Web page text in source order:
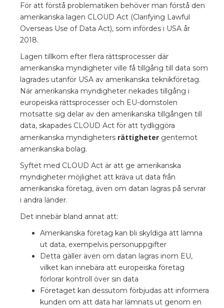
För att förstå problematiken behöver man förstå den
amerikanska lagen CLOUD Act (Clarifying Lawful
Overseas Use of Data Act), som infördes i USA år
2018.
Lagen tillkom efter flera rättsprocesser där
amerikanska myndigheter ville få tillgång till data som
lagrades utanför USA av amerikanska teknikföretag.
När amerikanska myndigheter nekades tillgång i
europeiska rättsprocesser och EU-domstolen
motsatte sig delar av den amerikanska tillgången till
data, skapades CLOUD Act för att tydliggöra
amerikanska myndigheters rättigheter gentemot
amerikanska bolag.
Syftet med CLOUD Act är att ge amerikanska
myndigheter möjlighet att kräva ut data från
amerikanska företag, även om datan lagras på servrar
i andra länder.
Det innebär bland annat att:
Amerikanska företag kan bli skyldiga att lämna
ut data, exempelvis personuppgifter
Detta gäller även om datan lagras inom EU,
vilket kan innebära att europeiska företag
förlorar kontroll över sin data
Företaget kan dessutom förbjudas att informera
kunden om att data har lämnats ut genom en